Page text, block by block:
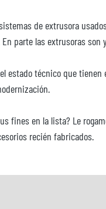
de extrusora
parte las extrusoras
estado técnico que
fines en la lista? Le
recién fabricados.